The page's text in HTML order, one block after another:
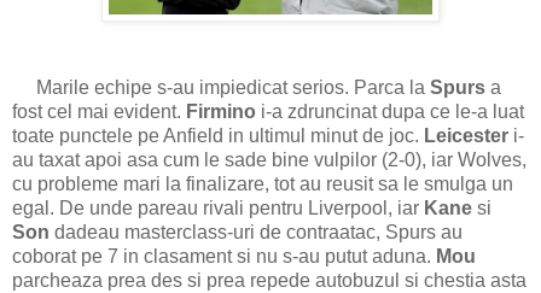
Marile echipe s-au impiedicat serios. Parca la Spurs a
fost cel mai evident. Firmino i-a zdruncinat dupa ce le-a luat
toate punctele pe Anfield in ultimul minut de joc. Leicester i-
au taxat apoi asa cum le sade bine vulpilor (2-0), iar Wolves,
cu probleme mari la finalizare, tot au reusit sa le smulga un
egal. De unde pareau rivali pentru Liverpool, iar Kane si
Son dadeau masterclass-uri de contraatac, Spurs au
coborat pe 7 in clasament si nu s-au putut aduna. Mou
parcheaza prea des si prea repede autobuzul si chestia asta